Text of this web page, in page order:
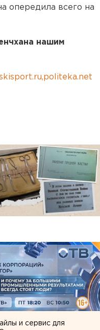
опередила всего на
нашим
и сервис для